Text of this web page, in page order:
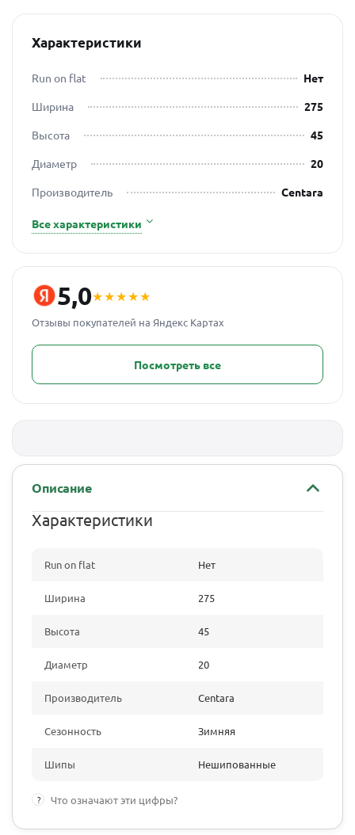
Характеристики
Run on flat
Нет
Ширина
275
Высота
45
Диаметр
20
Производитель
Centara
Все характеристики
5,0★★★★★
Отзывы покупателей на Яндекс Картах
Посмотреть все
Описание
Характеристики
Run on flat Нет
Ширина 275
Высота 45
Диаметр 20
Производитель Centara
Сезонность Зимняя
Шипы Нешипованные
? Что означают эти цифры?